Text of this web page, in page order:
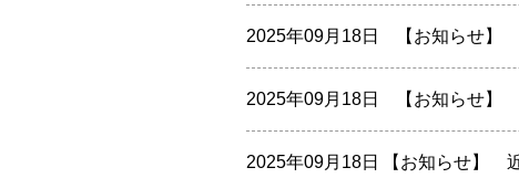
2025年09月18日 【お知らせ】
2025年09月18日 【お知らせ】
2025年09月18日 【お知らせ】